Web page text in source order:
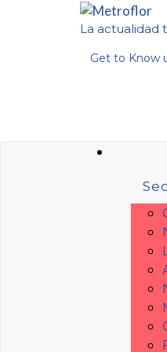
La actualidad
Get to Know